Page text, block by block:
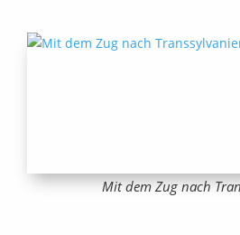
Mit dem Zug nach